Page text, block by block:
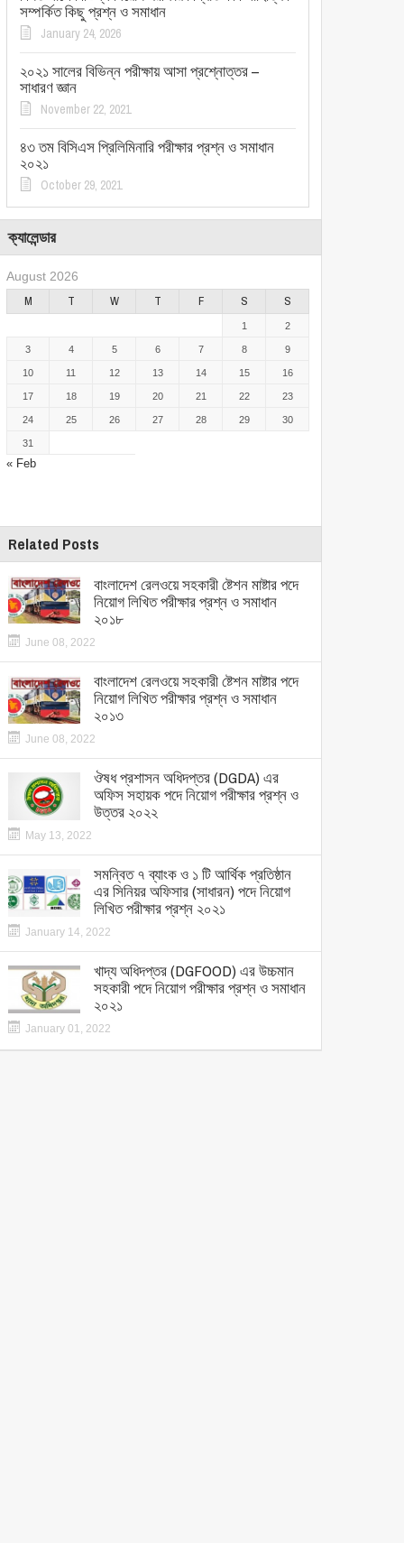
সম্পর্কিত কিছু প্রশ্ন ও সমাধান
January 24, 2026
২০২১ সালের বিভিন্ন পরীক্ষায় আসা প্রশ্নোত্তর –
সাধারণ জ্ঞান
November 22, 2021
৪৩ তম বিসিএস প্রিলিমিনারি পরীক্ষার প্রশ্ন ও সমাধান
২০২১
October 29, 2021
ক্যালেন্ডার
August 2026
M T W T F S S
« Feb
1 2
3 4 5 6 7 8 9
10 11 12 13 14 15 16
17 18 19 20 21 22 23
24 25 26 27 28 29 30
31
Related Posts
বাংলাদেশ রেলওয়ে সহকারী ষ্টেশন মাষ্টার পদে
নিয়োগ লিখিত পরীক্ষার প্রশ্ন ও সমাধান
২০১৮
June 08, 2022
বাংলাদেশ রেলওয়ে সহকারী ষ্টেশন মাষ্টার পদে
নিয়োগ লিখিত পরীক্ষার প্রশ্ন ও সমাধান
২০১৩
June 08, 2022
ঔষধ প্রশাসন অধিদপ্তর (DGDA) এর
অফিস সহায়ক পদে নিয়োগ পরীক্ষার প্রশ্ন ও
উত্তর ২০২২
May 13, 2022
সমন্বিত ৭ ব্যাংক ও ১ টি আর্থিক প্রতিষ্ঠান
এর সিনিয়র অফিসার (সাধারন) পদে নিয়োগ
লিখিত পরীক্ষার প্রশ্ন ২০২১
January 14, 2022
খাদ্য অধিদপ্তর (DGFOOD) এর উচ্চমান
সহকারী পদে নিয়োগ পরীক্ষার প্রশ্ন ও সমাধান
২০২১
January 01, 2022